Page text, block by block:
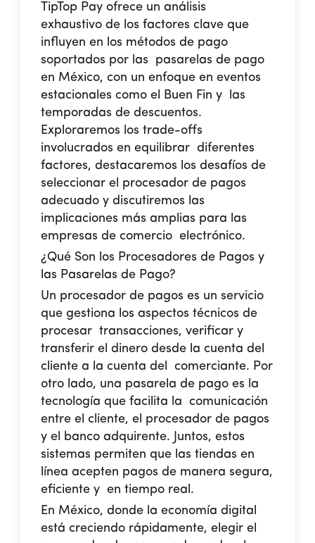
TipTop Pay ofrece un análisis
exhaustivo de los factores clave que
influyen en los métodos de pago
soportados por las pasarelas de pago
en México, con un enfoque en eventos
estacionales como el Buen Fin y las
temporadas de descuentos.
Exploraremos los trade-offs
involucrados en equilibrar diferentes
factores, destacaremos los desafíos de
seleccionar el procesador de pagos
adecuado y discutiremos las
implicaciones más amplias para las
empresas de comercio electrónico.
¿Qué Son los Procesadores de Pagos y
las Pasarelas de Pago?
Un procesador de pagos es un servicio
que gestiona los aspectos técnicos de
procesar transacciones, verificar y
transferir el dinero desde la cuenta del
cliente a la cuenta del comerciante. Por
otro lado, una pasarela de pago es la
tecnología que facilita la comunicación
entre el cliente, el procesador de pagos
y el banco adquirente. Juntos, estos
sistemas permiten que las tiendas en
línea acepten pagos de manera segura,
eficiente y en tiempo real.
En México, donde la economía digital
está creciendo rápidamente, elegir el